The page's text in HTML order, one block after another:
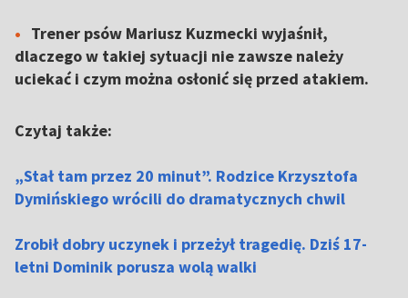
Trener psów Mariusz Kuzmecki wyjaśnił,
dlaczego w takiej sytuacji nie zawsze należy
uciekać i czym można osłonić się przed atakiem.
Czytaj także:
„Stał tam przez 20 minut”. Rodzice Krzysztofa
Dymińskiego wrócili do dramatycznych chwil
Zrobił dobry uczynek i przeżył tragedię. Dziś 17-
letni Dominik porusza wolą walki